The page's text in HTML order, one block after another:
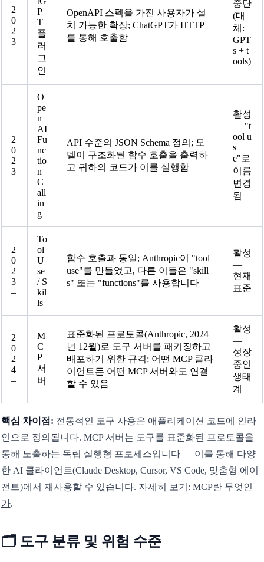
2
0
2
3
P
T
플
러
그
인
OpenAPI 스펙을 가진 사용자가 설
치 가능한 확장; ChatGPT가 HTTP
를 통해 호출함
중단
(대
체:
GPT
s + t
ools)
2
0
2
3
O
pe
n
AI
Fu
nc
tio
n
C
all
in
g
API 수준의 JSON Schema 정의; 모
델이 구조화된 함수 호출을 출력하
고 귀하의 코드가 이를 실행함
활성
— "t
ool u
s
e"로
이름
변경
됨
2
0
2
3
–
To
ol
U
se
/ S
kil
ls
함수 호출과 동일; Anthropic이 "tool
use"를 만들었고, 다른 이들은 "skill
s" 또는 "functions"를 사용합니다
활성
—
현재
표준
2
0
2
4
–
M
C
P
서
버
표준화된 프로토콜(Anthropic, 2024
년 12월)로 도구 서버를 패키징하고
배포하기 위한 규격; 어떤 MCP 클라
이언트든 어떤 MCP 서버와도 연결
할 수 있음
활성
—
성장
중인
생태
계
핵심 차이점: 전통적인 도구 사용은 애플리케이션 코드에 인라
인으로 정의됩니다. MCP 서버는 도구를 표준화된 프로토콜을
통해 노출하는 독립 실행형 프로세스입니다 — 이를 통해 다양
한 AI 클라이언트(Claude Desktop, Cursor, VS Code, 맞춤형 에이
전트)에서 재사용할 수 있습니다. 자세히 보기: MCP란 무엇인
가.
🗂️ 도구 분류 및 위험 수준